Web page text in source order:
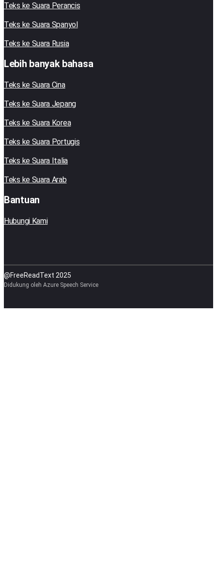
Teks ke Suara Perancis
Teks ke Suara Spanyol
Teks ke Suara Rusia
Lebih banyak bahasa
Teks ke Suara Cina
Teks ke Suara Jepang
Teks ke Suara Korea
Teks ke Suara Portugis
Teks ke Suara Italia
Teks ke Suara Arab
Bantuan
Hubungi Kami
@FreeReadText 2025
Didukung oleh Azure Speech Service